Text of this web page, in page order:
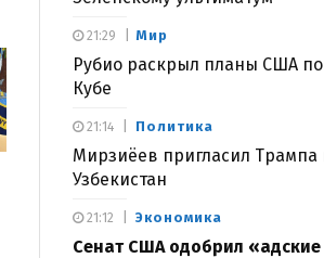
Мир
Рубио раскрыл планы США по
Кубе
21:29
Политика
Мирзиёев пригласил Трампа
Узбекистан
21:14
Экономика
Сенат США одобрил «адские
21:12